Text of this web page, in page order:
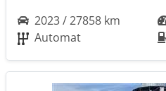
2023 / 27858 km
Automat